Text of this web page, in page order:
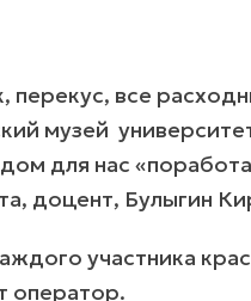
перекус, все
музей
для нас
доцент, Булыгин
участника
оператор.